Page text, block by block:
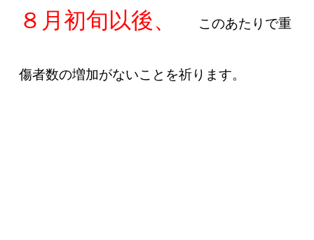
８月初旬以後、 このあたりで重
傷者数の増加がないことを祈ります。